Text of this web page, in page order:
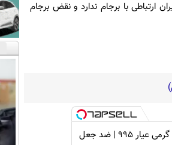
با برجام ندارد و نقض برجام
خرید شمش زیوتو ۰.۵ گرمی عیار ۹۹۵ | ضد جعل